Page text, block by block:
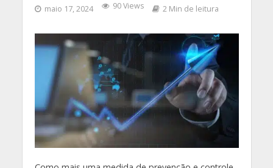
maio 17, 2024 90 Views 2 Min de leitura